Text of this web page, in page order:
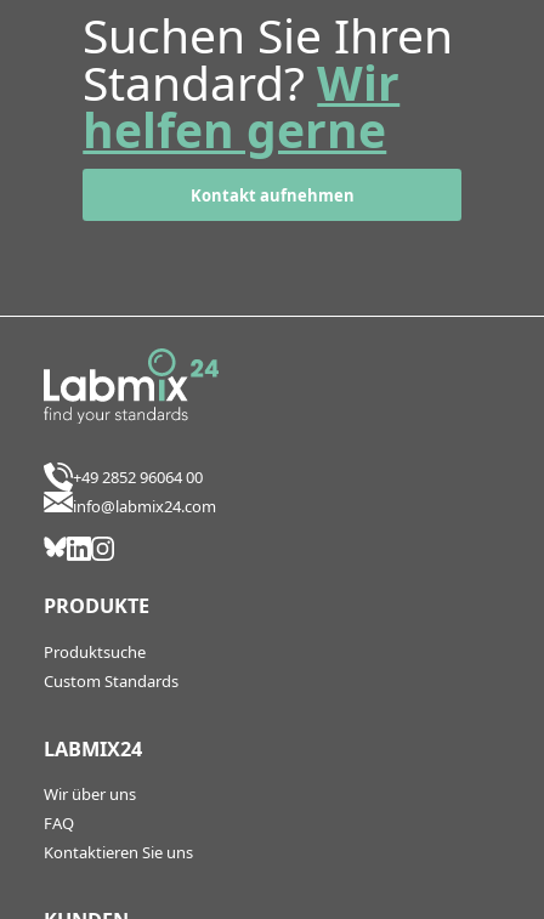
Suchen Sie Ihren
Standard?Wir
helfen gerne
Kontakt aufnehmen
+49 2852 96064 00
info@labmix24.com
PRODUKTE
Produktsuche
Custom Standards
LABMIX24
Wir über uns
FAQ
Kontaktieren Sie uns